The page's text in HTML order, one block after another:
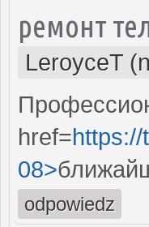
ремонт
LeroyceT
href=
08>
odpowiedz